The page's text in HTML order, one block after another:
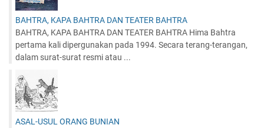
BAHTRA, KAPA BAHTRA DAN TEATER BAHTRA
BAHTRA, KAPA BAHTRA DAN TEATER BAHTRA Hima Bahtra
pertama kali dipergunakan pada 1994. Secara terang-terangan,
dalam surat-surat resmi atau ...
ASAL-USUL ORANG BUNIAN